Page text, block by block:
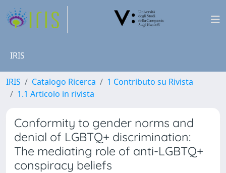
IRIS
IRIS Catalogo Ricerca
1 Contributo su Rivista
1.1 Articolo in rivista
Conformity to gender norms and
denial of LGBTQ+ discrimination:
The mediating role of anti-LGBTQ+
conspiracy beliefs